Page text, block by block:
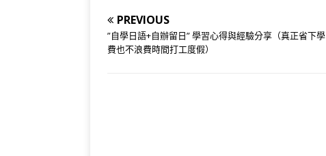
PREVIOUS
”自學日語+自辦留日” 學習心得與經驗分享（真正省下學
費也不浪費時間打工度假）